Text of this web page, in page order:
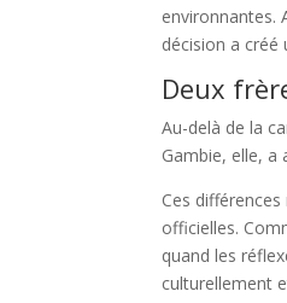
environnantes.
décision a créé
Deux
Au-delà de la
Gambie, elle,
Ces
officielles.
quand les
culturellement